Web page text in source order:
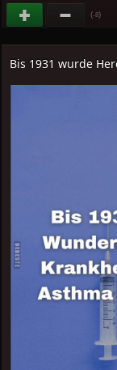
(-8)
Bis 1931 wurde